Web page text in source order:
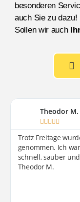
besonderen
auch Sie zu
Sollen wir auch
Theodor M.
    
Trotz Freitage
genommen. Ich
schnell, sauber
Theodor M.